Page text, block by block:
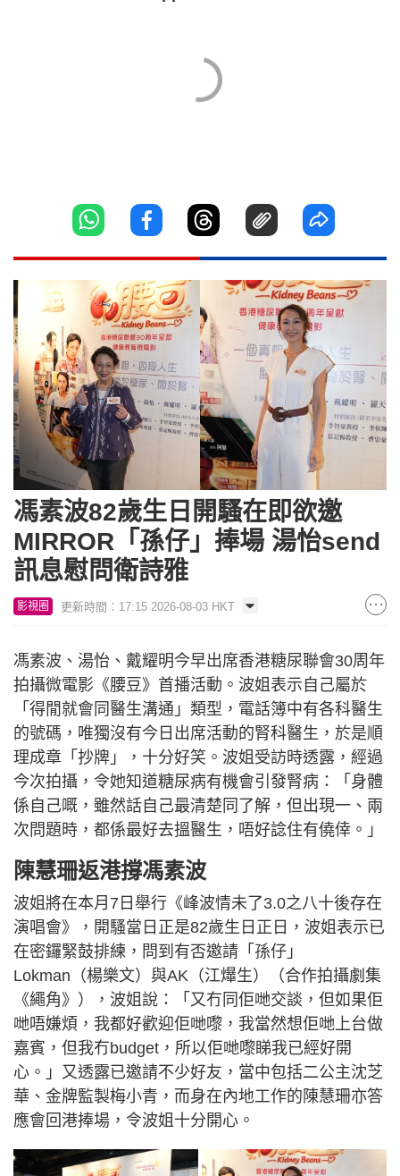
馮素波82歲生日開騷在即欲邀
MIRROR「孫仔」捧場 湯怡send
訊息慰問衛詩雅
影視圈 更新時間：17:15 2026-08-03 HKT
馮素波、湯怡、戴耀明今早出席香港糖尿聯會30周年
拍攝微電影《腰豆》首播活動。波姐表示自己屬於
「得閒就會同醫生溝通」類型，電話簿中有各科醫生
的號碼，唯獨沒有今日出席活動的腎科醫生，於是順
理成章「抄牌」，十分好笑。波姐受訪時透露，經過
今次拍攝，令她知道糖尿病有機會引發腎病：「身體
係自己嘅，雖然話自己最清楚同了解，但出現一、兩
次問題時，都係最好去搵醫生，唔好諗住有僥倖。」
陳慧珊返港撐馮素波
波姐將在本月7日舉行《峰波情未了3.0之八十後存在
演唱會》，開騷當日正是82歲生日正日，波姐表示已
在密鑼緊鼓排練，問到有否邀請「孫仔」
Lokman（楊樂文）與AK（江爗生）（合作拍攝劇集
《繩角》），波姐說：「又冇同佢哋交談，但如果佢
哋唔嫌煩，我都好歡迎佢哋嚟，我當然想佢哋上台做
嘉賓，但我冇budget，所以佢哋嚟睇我已經好開
心。」又透露已邀請不少好友，當中包括二公主沈芝
華、金牌監製梅小青，而身在內地工作的陳慧珊亦答
應會回港捧場，令波姐十分開心。